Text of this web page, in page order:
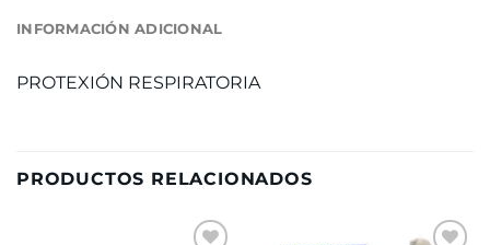
INFORMACIÓN ADICIONAL
PROTEXIÓN RESPIRATORIA
PRODUCTOS RELACIONADOS